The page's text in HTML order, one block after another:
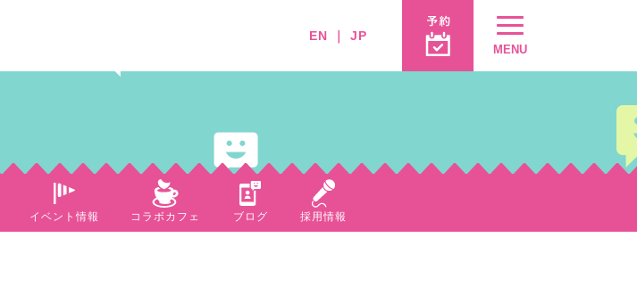
EN ｜ JP
MENU
イベント情報 コラボカフェ ブログ 採用情報